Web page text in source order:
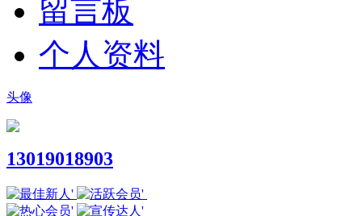
留言板
个人资料
头像
13019018903